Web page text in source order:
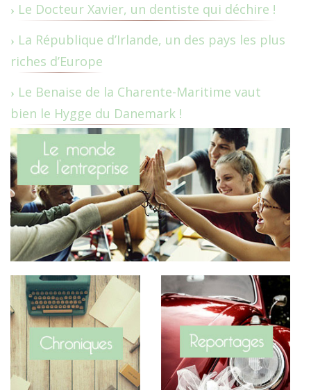
Le Docteur Xavier, un dentiste qui déchire !
La République d’Irlande, un des pays les plus
riches d’Europe
Le Benaise de la Charente-Maritime vaut
bien le Hygge du Danemark !